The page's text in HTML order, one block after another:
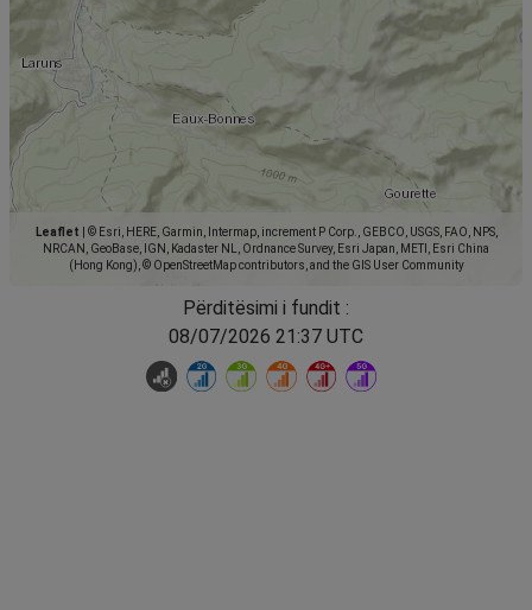
Leaflet
© Esri, HERE, Garmin, Intermap, increment P Corp., GEBCO, USGS, FAO, NPS,
NRCAN, GeoBase, IGN, Kadaster NL, Ordnance Survey, Esri Japan, METI, Esri China
(Hong Kong), © OpenStreetMap contributors, and the GIS User Community
Përditësimi i fundit :
08/07/2026 21:37 UTC